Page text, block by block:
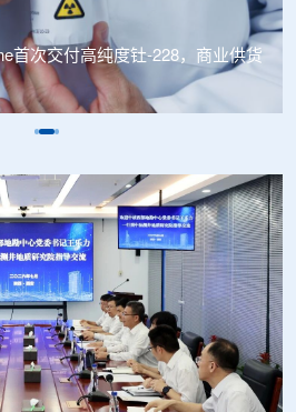
首次交付高纯度钍-228，商业供货